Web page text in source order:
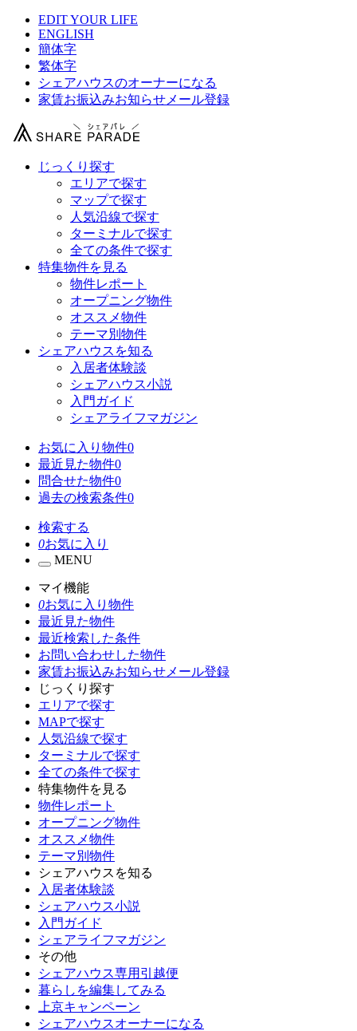
EDIT YOUR LIFE
ENGLISH
簡体字
繁体字
シェアハウスのオーナーになる
家賃お振込みお知らせメール登録
じっくり探す
エリアで探す
マップで探す
人気沿線で探す
ターミナルで探す
全ての条件で探す
特集物件を見る
物件レポート
オープニング物件
オススメ物件
テーマ別物件
シェアハウスを知る
入居者体験談
シェアハウス小説
入門ガイド
シェアライフマガジン
お気に入り物件0
最近見た物件0
問合せた物件0
過去の検索条件0
検索する
0お気に入り
MENU
マイ機能
0お気に入り物件
最近見た物件
最近検索した条件
お問い合わせした物件
家賃お振込みお知らせメール登録
じっくり探す
エリアで探す
MAPで探す
人気沿線で探す
ターミナルで探す
全ての条件で探す
特集物件を見る
物件レポート
オープニング物件
オススメ物件
テーマ別物件
シェアハウスを知る
入居者体験談
シェアハウス小説
入門ガイド
シェアライフマガジン
その他
シェアハウス専用引越便
暮らしを編集してみる
上京キャンペーン
シェアハウスオーナーになる